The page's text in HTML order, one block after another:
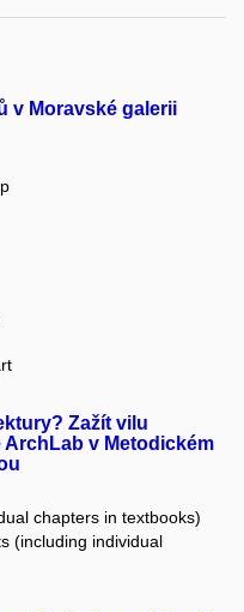
v Moravské galerii
Zažít vilu
v Metodickém
chapters in textbooks)
(including individual